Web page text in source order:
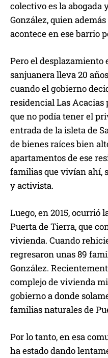
colectivo es la abogada
González, quien
acontece en ese barrio
Pero el desplazamiento
sanjuanera lleva 20
cuando el gobierno
residencial Las
que no podía tener el
entrada de la isleta de
de bienes raíces bien
apartamentos de ese
familias que vivían ahí,
y activista.
Luego, en 2015, ocurrió
Puerta de Tierra, que
vivienda. Cuando
regresaron unas 89
González.
complejo de vivienda
gobierno a donde
familias naturales de
Por lo tanto, en esa
ha estado dando